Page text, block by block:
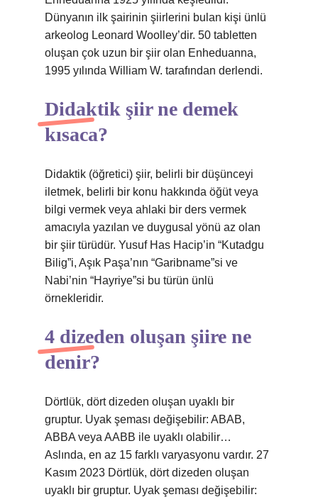
Dünyanın ilk şairinin şiirlerini bulan kişi ünlü
arkeolog Leonard Woolley’dir. 50 tabletten
oluşan çok uzun bir şiir olan Enheduanna,
1995 yılında William W. tarafından derlendi.
Didaktik şiir ne demek
kısaca?
Didaktik (öğretici) şiir, belirli bir düşünceyi
iletmek, belirli bir konu hakkında öğüt veya
bilgi vermek veya ahlaki bir ders vermek
amacıyla yazılan ve duygusal yönü az olan
bir şiir türüdür. Yusuf Has Hacip’in “Kutadgu
Bilig”i, Aşık Paşa’nın “Garibname”si ve
Nabi’nin “Hayriye”si bu türün ünlü
örnekleridir.
4 dizeden oluşan şiire ne
denir?
Dörtlük, dört dizeden oluşan uyaklı bir
gruptur. Uyak şeması değişebilir: ABAB,
ABBA veya AABB ile uyaklı olabilir…
Aslında, en az 15 farklı varyasyonu vardır. 27
Kasım 2023 Dörtlük, dört dizeden oluşan
uyaklı bir gruptur. Uyak şeması değişebilir: